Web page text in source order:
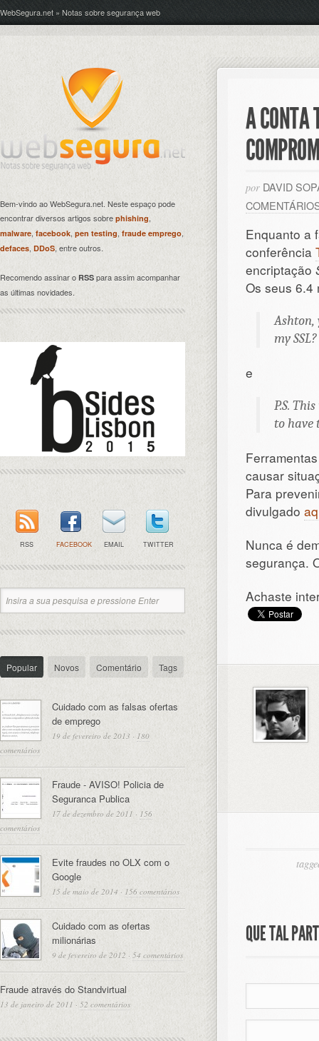
WebSegura.net » Notas sobre segurança web
A CONTA
por DAVID
Enquanto a
conferência
encriptação
Os seus 6.4
Ashton,
my SSL?
e
P.S.
to have
causar
Para
divulgado
Nunca é
segurança.
Achaste
QUE TAL
Bem-vindo ao WebSegura.net. Neste espaço pode
encontrar diversos artigos sobre phishing,
malware, facebook, pen testing fraude emprego,
defaces, DDoS, entre outros.
Recomendo assinar o RSS para assim acompanhar
as últimas novidades.
RSS FACEBOOK EMAIL TWITTER
Popular Novos Comentário Tags
Cuidado com as falsas ofertas
de emprego
19 de fevereiro de 2013 · 180
comentários
Fraude - AVISO! Policia de
Seguranca Publica
17 de dezembro de 2011 · 156
comentários
Evite fraudes no OLX com o
Google
15 de maio de 2014 · 156 comentários
Cuidado com as ofertas
milionárias
9 de fevereiro de 2012 · 54 comentários
Fraude através do Standvirtual
13 de janeiro de 2011 · 52 comentários